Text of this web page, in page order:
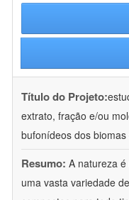
Título do Projeto:
extrato, fração e/ou
bufonídeos dos
Resumo: A natureza
uma vasta variedade